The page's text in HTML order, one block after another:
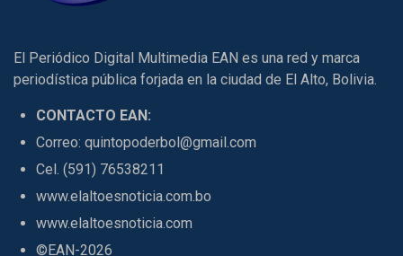
El Periódico Digital Multimedia EAN es una red y marca
periodística pública forjada en la ciudad de El Alto, Bolivia.
CONTACTO EAN:
Correo: quintopoderbol@gmail.com
Cel. (591) 76538211
www.elaltoesnoticia.com.bo
www.elaltoesnoticia.com
©EAN-2026